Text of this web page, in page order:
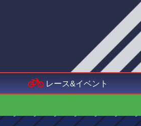
レース&イベント